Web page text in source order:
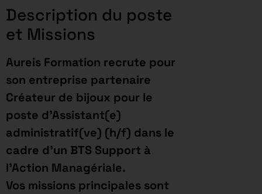
Description du poste
et Missions
Aureis Formation recrute pour
son entreprise partenaire
Créateur de bijoux pour le
poste d’Assistant(e)
administratif(ve) (h/f) dans le
cadre d’un BTS Support à
l’Action Managériale.
Vos missions principales sont